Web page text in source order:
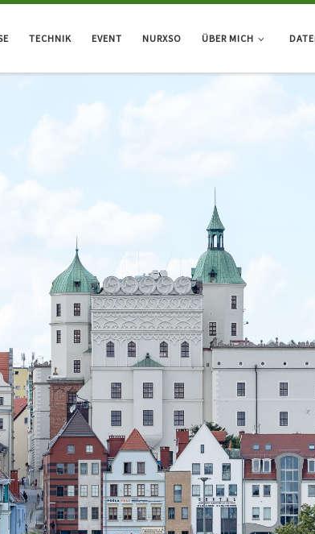
TECHNIK EVENT NURXSO ÜBER MICH